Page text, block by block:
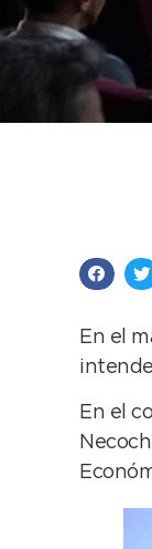
En el
En el